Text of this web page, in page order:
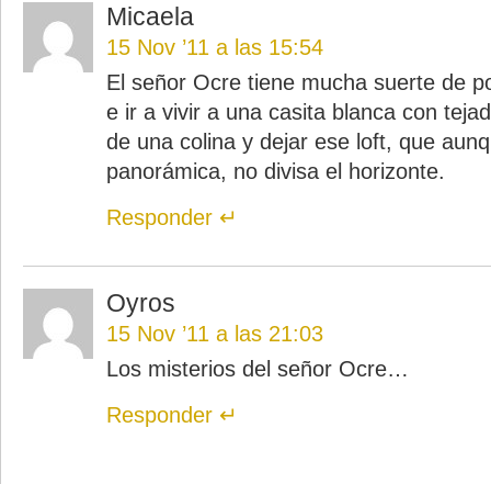
Micaela
15 Nov ’11 a las 15:54
El señor Ocre tiene mucha suerte de
e ir a vivir a una casita blanca con
de una colina y dejar ese loft, que
panorámica, no divisa el horizonte.
Responder
Oyros
15 Nov ’11 a las 21:03
Los misterios del señor Ocre…
Responder